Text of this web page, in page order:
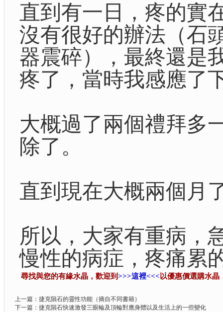
直到有一日，疼的實
沒有很好的辦法（石
器震碎），最終還是
疼了，當時我感應了
大概過了兩個禮拜多
除了。
直到現在大概兩個月
所以，大家有重病，
慢性的病症，疼痛累
尋找與您的有緣水晶，歡迎到>>>這裡<<< 以優惠價選購水
上一篇： 捷克隕石的靈性功能（摘自不同書籍）
下一篇： 捷克隕石快速激發三眼輪及頂輪對應身體以及生活上的一些變化